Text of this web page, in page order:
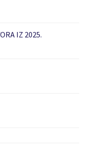
IZ 2025.